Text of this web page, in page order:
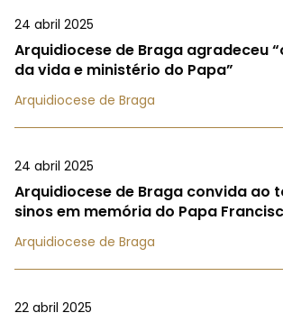
24 abril 2025
Arquidiocese de Braga agradeceu
da vida e ministério do Papa”
Arquidiocese de Braga
24 abril 2025
Arquidiocese de Braga convida ao
sinos em memória do Papa
Arquidiocese de Braga
22 abril 2025